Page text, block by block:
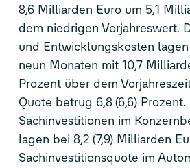
8,6 Milliarden Euro um 5,1
dem niedrigen Vorjahreswert.
und Entwicklungskosten
neun Monaten mit 10,7
Prozent über dem
Quote betrug 6,8 (6,6) Prozent.
Sachinvestitionen im
lagen bei 8,2 (7,9) Milliarden
Sachinvestitionsquote im